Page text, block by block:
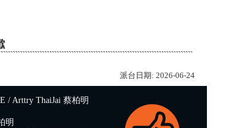
派台日期: 2026-06-24
/ Arttry ThaiJai 蔡柏明
明